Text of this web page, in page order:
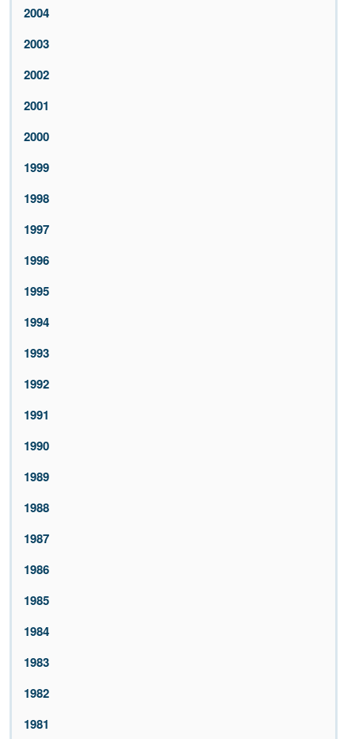
2004
2003
2002
2001
2000
1999
1998
1997
1996
1995
1994
1993
1992
1991
1990
1989
1988
1987
1986
1985
1984
1983
1982
1981